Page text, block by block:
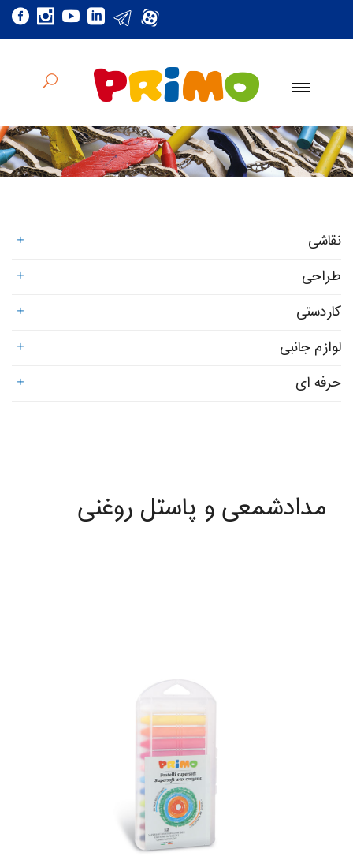
مدادشمعی و پاستل روغنی
نقاشی
طراحی
کاردستی
لوازم جانبی
حرفه ای